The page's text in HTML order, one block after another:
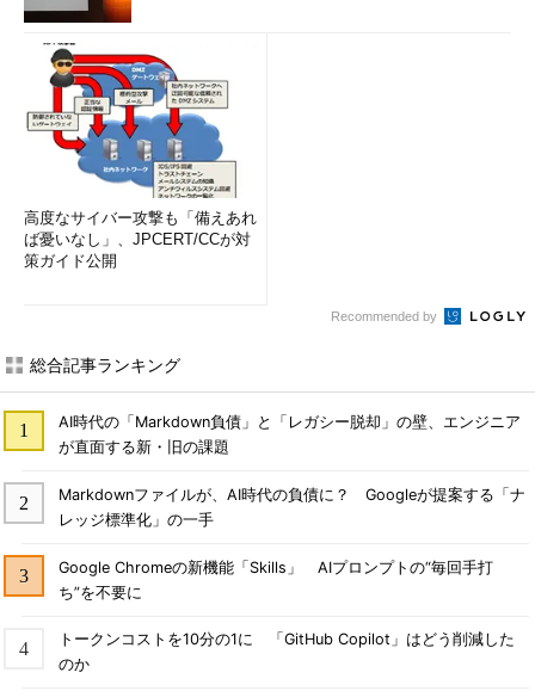
高度なサイバー攻撃も「備えあれ
ば憂いなし」、JPCERT/CCが対
策ガイド公開
Recommended by
総合記事ランキング
AI時代の「Markdown負債」と「レガシー脱却」の壁、エンジニア
が直面する新・旧の課題
Markdownファイルが、AI時代の負債に？ Googleが提案する「ナ
レッジ標準化」の一手
Google Chromeの新機能「Skills」 AIプロンプトの“毎回手打
ち”を不要に
トークンコストを10分の1に 「GitHub Copilot」はどう削減した
のか